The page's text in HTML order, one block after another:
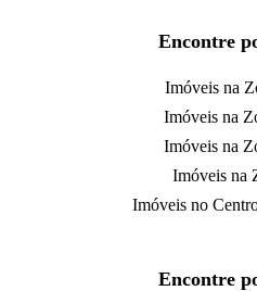
Encontre
Imóveis na
Imóveis na
Imóveis na
Imóveis na
Imóveis no
Encontre